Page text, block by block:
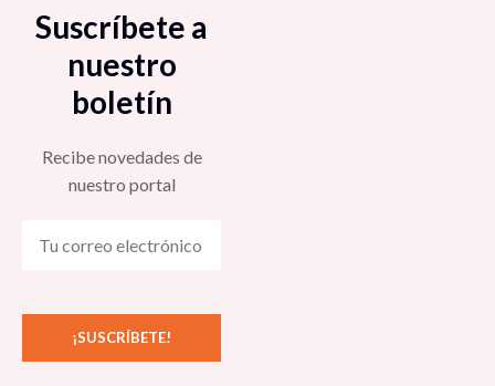
Suscríbete a
nuestro
boletín
Recibe novedades de
nuestro portal